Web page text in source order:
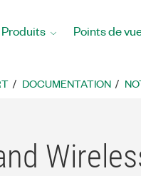
Produits Points de
DOCUMENTATION